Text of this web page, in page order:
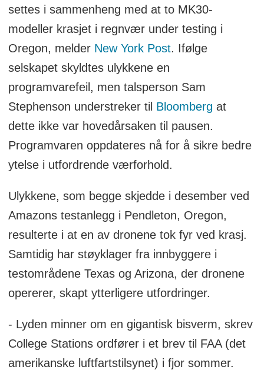
settes i sammenheng med at to MK30-
modeller krasjet i regnvær under testing i
Oregon, melder New York Post. Ifølge
selskapet skyldtes ulykkene en
programvarefeil, men talsperson Sam
Stephenson understreker til Bloomberg at
dette ikke var hovedårsaken til pausen.
Programvaren oppdateres nå for å sikre bedre
ytelse i utfordrende værforhold.
Ulykkene, som begge skjedde i desember ved
Amazons testanlegg i Pendleton, Oregon,
resulterte i at en av dronene tok fyr ved krasj.
Samtidig har støyklager fra innbyggere i
testområdene Texas og Arizona, der dronene
opererer, skapt ytterligere utfordringer.
- Lyden minner om en gigantisk bisverm, skrev
College Stations ordfører i et brev til FAA (det
amerikanske luftfartstilsynet) i fjor sommer.